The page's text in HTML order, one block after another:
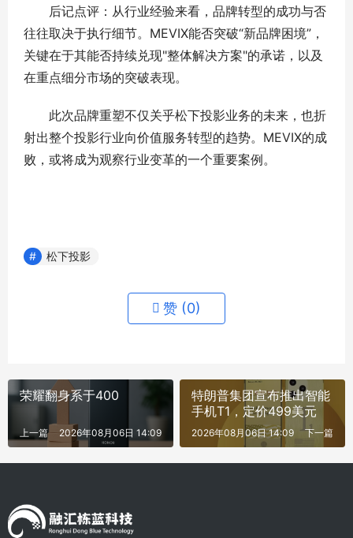
后记点评：从行业经验来看，品牌转型的成功与否
往往取决于执行细节。MEVIX能否突破“新品牌困境”，
关键在于其能否持续兑现"整体解决方案"的承诺，以及
在重点细分市场的突破表现。
此次品牌重塑不仅关乎松下投影业务的未来，也折
射出整个投影行业向价值服务转型的趋势。MEVIX的成
败，或将成为观察行业变革的一个重要案例。
松下投影
赞 (0)
荣耀翻身系于400
上一篇 2026年08月06日 14:09
特朗普集团宣布推出智能
手机T1，定价499美元
下一篇
2026年08月06日 14:09